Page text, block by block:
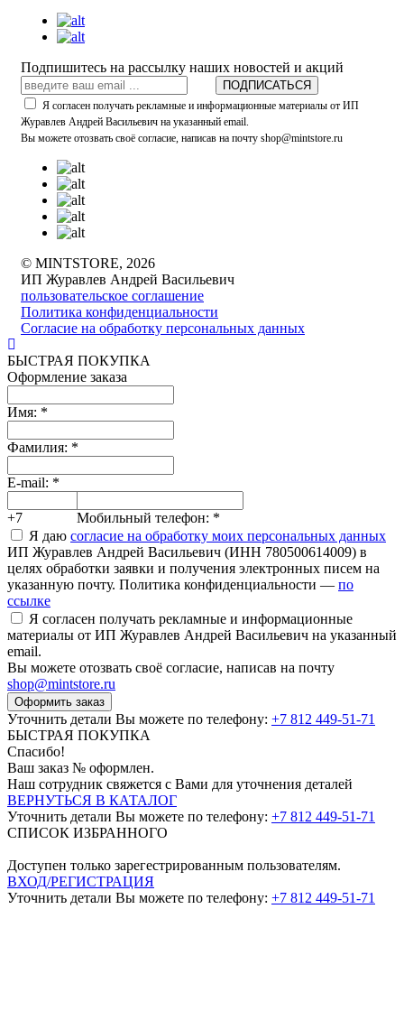
Подпишитесь на рассылку наших новостей и акций
ПОДПИСАТЬСЯ
Я согласен получать рекламные и информационные материалы от ИП
Журавлев Андрей Васильевич на указанный email.
Вы можете отозвать своё согласие, написав на почту shop@mintstore.ru
© MINTSTORE, 2026
ИП Журавлев Андрей Васильевич
пользовательское соглашение
Политика конфиденциальности
Согласие на обработку персональных данных
БЫСТРАЯ ПОКУПКА
Оформление заказа
Имя: *
Фамилия: *
E-mail: *
+7 Мобильный телефон: *
Я даю согласие на обработку моих персональных данных
ИП Журавлев Андрей Васильевич (ИНН 780500614009) в
целях обработки заявки и получения электронных писем на
указанную почту. Политика конфиденциальности — по
ссылке
Я согласен получать рекламные и информационные
материалы от ИП Журавлев Андрей Васильевич на указанный
email.
Вы можете отозвать своё согласие, написав на почту
shop@mintstore.ru
Оформить заказ
Уточнить детали Вы можете по телефону: +7 812 449-51-71
БЫСТРАЯ ПОКУПКА
Спасибо!
Ваш заказ № оформлен.
Наш сотрудник свяжется с Вами для уточнения деталей
ВЕРНУТЬСЯ В КАТАЛОГ
Уточнить детали Вы можете по телефону: +7 812 449-51-71
СПИСОК ИЗБРАННОГО
Доступен только зарегестрированным пользователям.
ВХОД/РЕГИСТРАЦИЯ
Уточнить детали Вы можете по телефону: +7 812 449-51-71